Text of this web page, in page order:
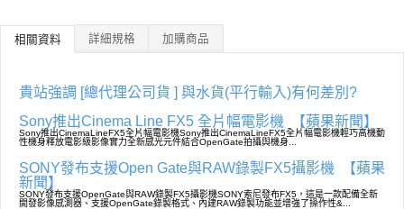
相關資料 詳細規格 加購商品
貴站強調 [總代理公司貨 ] 與水貨(平行輸入)有何差別?
Sony推出Cinema Line FX5 全片幅電影機
【蘋果新聞】
Sony推出CinemaLineFX5全片幅電影機Sony推出CinemaLineFX5全片幅電影機輕巧高機動
性機身釋放電影級影像實力全新感光元件結合OpenGate拍攝與機身...
SONY發布支援Open Gate與RAW錄製FX5攝影機
【蘋果
新聞】
SONY發布支援OpenGate與RAW錄製FX5攝影機SONY索尼發布FX5，這是一款配備全新
開發影像感測器、支援OpenGate錄製格式、內建RAW錄製功能並增強了操作性&...